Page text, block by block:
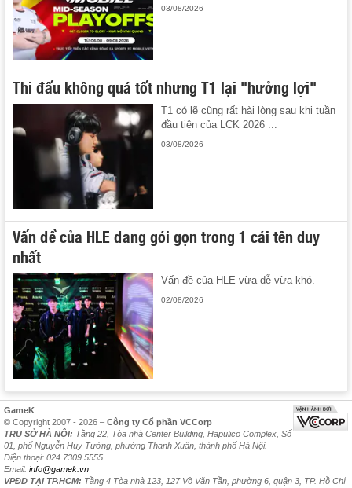
03/08/2026
Thi đấu không quá tốt nhưng T1 lại "hưởng lợi"
T1 có lẽ cũng rất hài lòng sau khi tuần
đầu tiên của LCK 2026 ...
03/08/2026
Vấn đề của HLE đang gói gọn trong 1 cái tên duy
nhất
Vấn đề của HLE vừa dễ vừa khó.
02/08/2026
GameK
© Copyright 2007 - 2026 – Công ty Cổ phần VCCorp
TRỤ SỞ HÀ NỘI: Tầng 22, Tòa nhà Center Building, Hapulico Complex, Số
01, phố Nguyễn Huy Tưởng, phường Thanh Xuân, thành phố Hà Nội.
Điện thoại: 024 7309 5555.
Email: info@gamek.vn
VPĐD TẠI TP.HCM: Tầng 4 Tòa nhà 123, 127 Võ Văn Tần, phường 6, quận 3, TP. Hồ Chí